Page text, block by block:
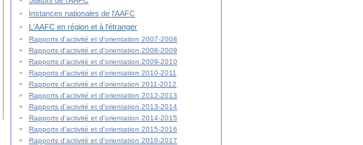
Instances nationales de l'AAFC
L'AAFC en région et à l'étranger
Rapports d'activité et d'orientation 2007-2008
Rapports d'activité et d'orientation 2008-2009
Rapports d'activité et d'orientation 2009-2010
Rapports d'activité et d'orientation 2010-2011
Rapports d'activité et d'orientation 2011-2012
Rapports d'activité et d'orientation 2012-2013
Rapports d'activité et d'orientation 2013-2014
Rapports d'activité et d'orientation 2014-2015
Rapports d'activité et d'orientation 2015-2016
Rapports d'activité et d'orientation 2016-2017